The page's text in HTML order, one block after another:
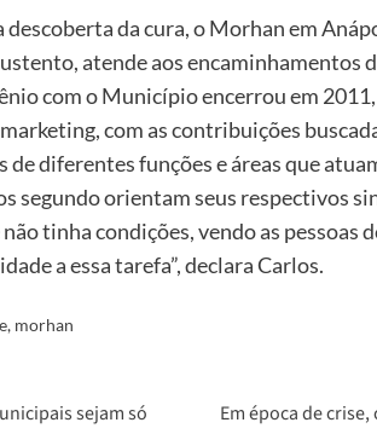
da cura, o Morhan em
atende aos encaminhamentos
com o Município encerrou em 2011,
com as contribuições
diferentes funções e áreas que
segundo orientam seus respectivos
tinha condições, vendo as pessoas
a essa tarefa”, declara Carlos.
, morhan
sejam só
Em época de